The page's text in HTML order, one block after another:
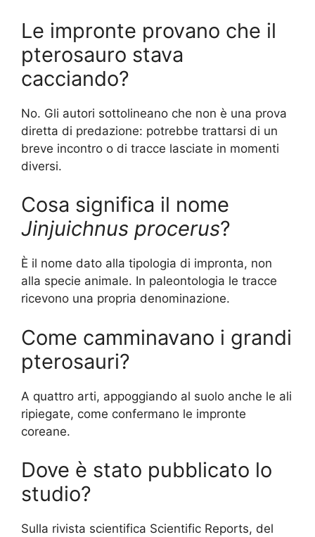
Le impronte provano che il
pterosauro stava
cacciando?
No. Gli autori sottolineano che non è una prova
diretta di predazione: potrebbe trattarsi di un
breve incontro o di tracce lasciate in momenti
diversi.
Cosa significa il nome
Jinjuichnus procerus?
È il nome dato alla tipologia di impronta, non
alla specie animale. In paleontologia le tracce
ricevono una propria denominazione.
Come camminavano i grandi
pterosauri?
A quattro arti, appoggiando al suolo anche le ali
ripiegate, come confermano le impronte
coreane.
Dove è stato pubblicato lo
studio?
Sulla rivista scientifica Scientific Reports, del